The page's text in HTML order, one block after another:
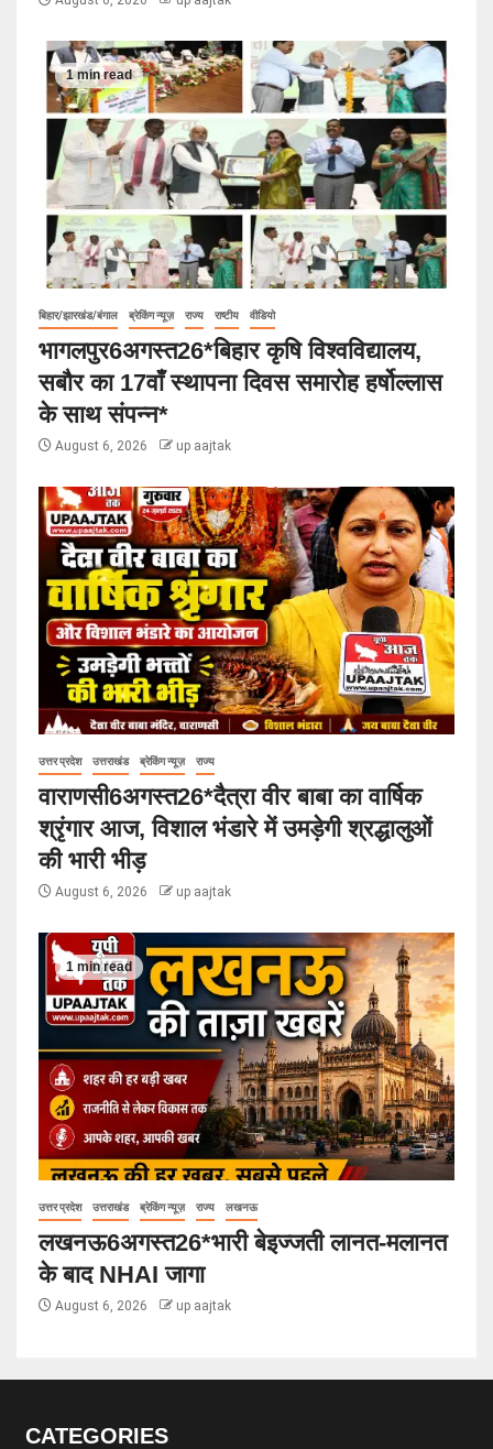
1 min read
बिहार/झारखंड/बंगाल ब्रेकिंग न्यूज़ राज्य राष्टीय वीडियो
भागलपुर6अगस्त26*बिहार कृषि विश्वविद्यालय,
सबौर का 17वाँ स्थापना दिवस समारोह हर्षोल्लास
के साथ संपन्न*
August 6, 2026 up aajtak
उत्तर प्रदेश उत्तराखंड ब्रेकिंग न्यूज़ राज्य
वाराणसी6अगस्त26*दैत्रा वीर बाबा का वार्षिक
श्रृंगार आज, विशाल भंडारे में उमड़ेगी श्रद्धालुओं
की भारी भीड़
August 6, 2026 up aajtak
1 min read
उत्तर प्रदेश उत्तराखंड ब्रेकिंग न्यूज़ राज्य लखनऊ
लखनऊ6अगस्त26*भारी बेइज्जती लानत-मलानत
के बाद NHAI जागा
August 6, 2026 up aajtak
CATEGORIES